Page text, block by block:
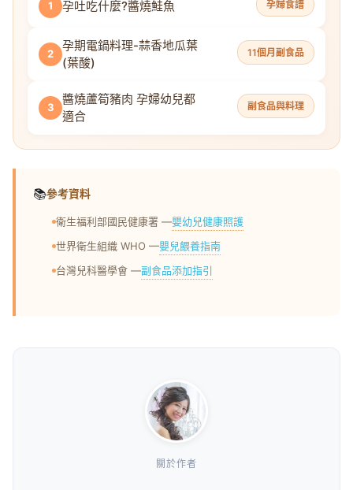
1 孕吐吃什麼?醬燒鮭魚 孕婦食譜
2
孕期電鍋料理-蒜香地瓜葉
(葉酸)
11個月副食品
3
醬燒蘆筍豬肉 孕婦幼兒都
適合
副食品與料理
📚參考資料
衛生福利部國民健康署 —嬰幼兒健康照護
世界衛生組織 WHO —嬰兒餵養指南
台灣兒科醫學會 —副食品添加指引
關於作者